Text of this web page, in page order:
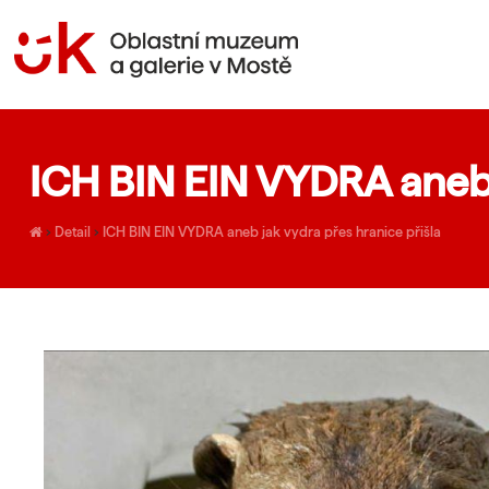
ICH BIN EIN VYDRA
› Detail › ICH BIN EIN VYDRA aneb jak vydra přes hranice přišla